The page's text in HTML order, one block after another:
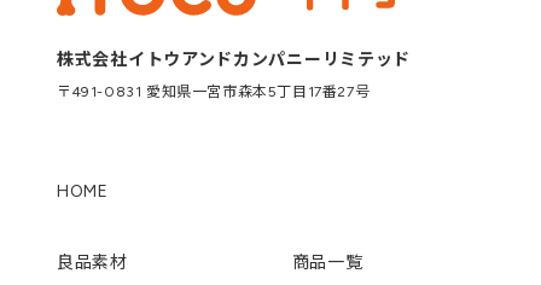
株式会社イトウアンドカンパニーリミテッド
〒491-0831 愛知県一宮市森本5丁目17番27号
HOME
良品素材 商品一覧